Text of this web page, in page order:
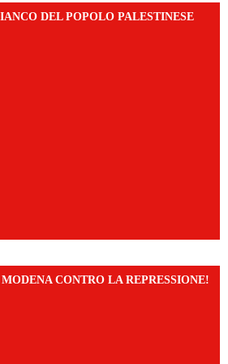
DEL POPOLO PALESTINESE
CONTRO LA REPRESSIONE!